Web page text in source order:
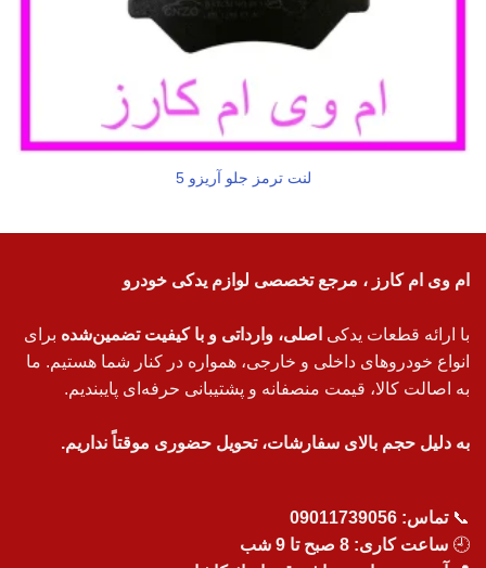
لنت ترمز جلو آریزو 5
ام وی ام کارز ، مرجع تخصصی لوازم یدکی خودرو
با ارائه قطعات یدکی اصلی، وارداتی و با کیفیت تضمین‌شده برای
انواع خودروهای داخلی و خارجی، همواره در کنار شما هستیم. ما
به اصالت کالا، قیمت منصفانه و پشتیبانی حرفه‌ای پایبندیم.
به دلیل حجم بالای سفارشات، تحویل حضوری موقتاً نداریم.
📞تماس: 09011739056
🕘 ساعت کاری: 8 صبح تا 9 شب